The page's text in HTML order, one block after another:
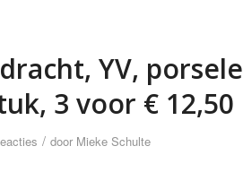
YV,
3 voor € 12,50
/ door Mieke Schulte